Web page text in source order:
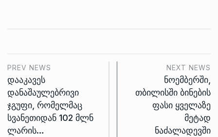
PREV NEWS
დააკავეს
დანაშაულებრივი
ჯგუფი, რომელმაც
სვანეთიდან 102 მლნ
ლარის…
NEXT NEWS
ნოემბერში,
თბილისში ბინების
ფასი ყველაზე
მეტად
ნაძალადევში